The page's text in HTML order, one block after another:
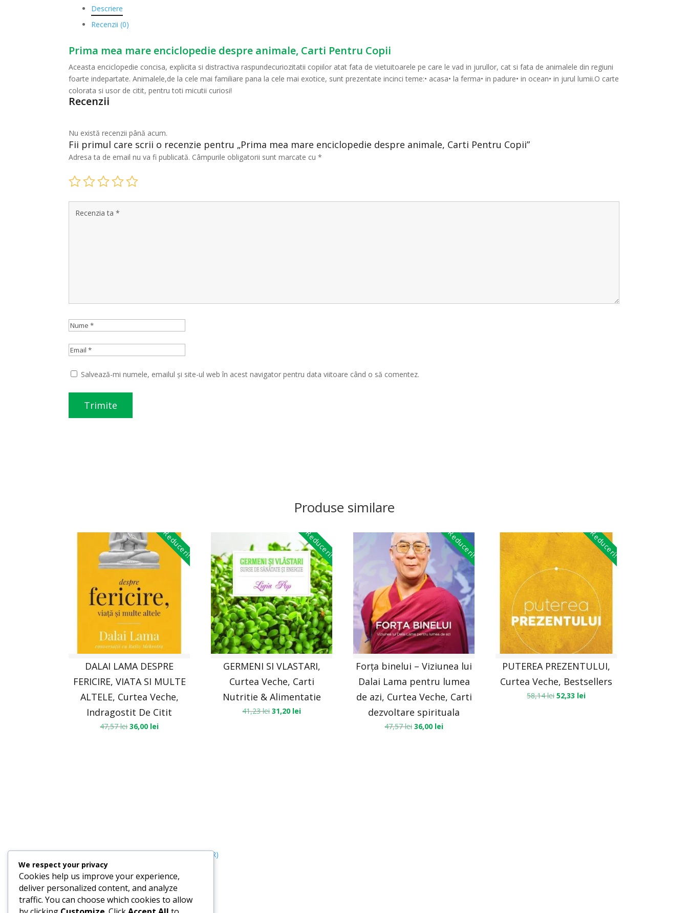
Descriere
Recenzii (0)
Prima mea mare enciclopedie despre animale, Carti Pentru Copii
Aceasta enciclopedie concisa, explicita si distractiva raspundecuriozitatii copiilor atat fata de vietuitoarele pe care le vad in jurullor, cat si fata de animalele din regiuni
foarte indepartate. Animalele,de la cele mai familiare pana la cele mai exotice, sunt prezentate incinci teme:• acasa• la ferma• in padure• in ocean• in jurul lumii.O carte
colorata si usor de citit, pentru toti micutii curiosi!
Recenzii
Nu există recenzii până acum.
Fii primul care scrii o recenzie pentru „Prima mea mare enciclopedie despre animale, Carti Pentru Copii”
Adresa ta de email nu va fi publicată. Câmpurile obligatorii sunt marcate cu*
Salvează-mi numele, emailul și site-ul web în acest navigator pentru data viitoare când o să comentez.
Produse similare
Reduceri!
DALAI LAMA DESPRE
FERICIRE, VIATA SI MULTE
ALTELE, Curtea Veche,
Indragostit De Citit
47,57lei 36,00 lei
Reduceri!
GERMENI SI VLASTARI,
Curtea Veche, Carti
Nutritie & Alimentatie
41,23lei 31,20 lei
Reduceri!
Forța binelui – Viziunea lui
Dalai Lama pentru lumea
de azi, Curtea Veche, Carti
dezvoltare spirituala
47,57lei 36,00 lei
Reduceri!
PUTEREA PREZENTULUI,
Curtea Veche, Bestsellers
58,14lei 52,33 lei
Termeni, Condiții & Protecția Datelor (GDPR)
We respect your privacy
Cookies help us improve your experience,
deliver personalized content, and analyze
traffic. You can choose which cookies to allow